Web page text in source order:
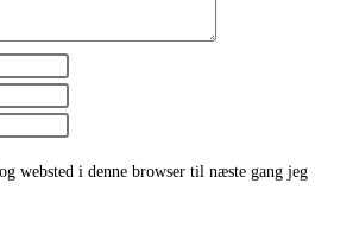
websted i denne browser til næste gang jeg